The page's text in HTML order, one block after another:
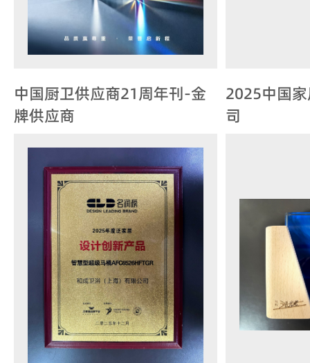
中国厨卫供应商21周年刊-金
牌供应商
2025中国
司